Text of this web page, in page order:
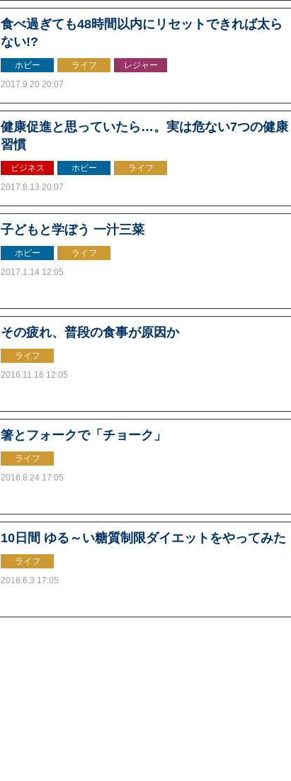
食べ過ぎても48時間以内にリセットできれば太ら
ない!?
ホビー ライフ
レジャー
2017.9.20 20:07
健康促進と思っていたら…。実は危ない7つの健康
習慣
ビジネス ホビー
ライフ
2017.8.13 20:07
子どもと学ぼう 一汁三菜
ホビー
ライフ
2017.1.14 12:05
その疲れ、普段の食事が原因か
ライフ
2016.11.16 12:05
箸とフォークで「チョーク」
ライフ
2016.8.24 17:05
10日間 ゆる～い糖質制限ダイエットをやってみた
ライフ
2016.6.3 17:05